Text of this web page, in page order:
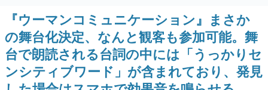
ゲームの企画書
名作ゲームクリエイターの方々に製作時のエピソードをお
聞きし、ヒットする企画（ゲーム）とは何か？を探ってい
きます。
赫本
この物語を解いてはいけない。『赫本』は、〈試験問題〉
の形をした短編ホラー小説集です。
シュリストをもとにチェコ語に
対応しSNSで話題に。『キング
ダム・カム』開発元やチェコの
プロ野球選手から称賛の声
アップショップが開催へ。マン
ガの舞台である群馬の「イオン
モール高崎」にて、8月11日か
ら8月20日までの期間限定で開
催予定
『ウーマンコミュニケーション』まさか
の舞台化決定、なんと観客も参加可能。舞
台で朗読される台詞の中には「うっかりセ
ンシティブワード」が含まれており、発見